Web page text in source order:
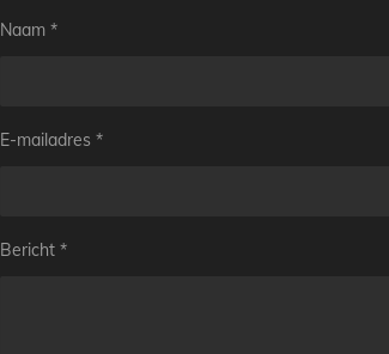
Naam *
E-mailadres *
Bericht *